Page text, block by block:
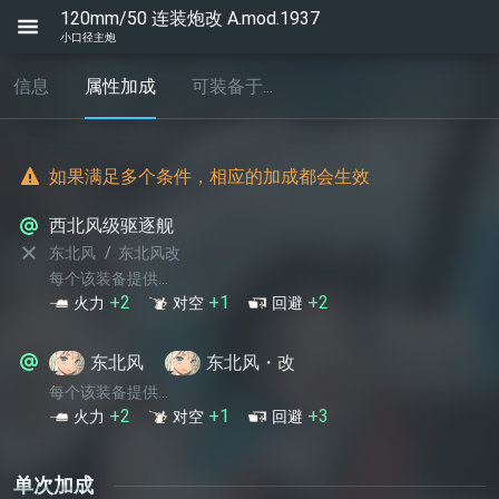
小口径主炮
120mm/50 连装炮改 A.mod.1937
信息 属性加成 可装备于...
如果满足多个条件，相应的加成都会生效
西北风级驱逐舰
东北风
东北风改
每个该装备提供...
火力 +2 对空 +1 回避 +2
东北风 东北风・改
每个该装备提供...
火力 +2 对空 +1 回避 +3
单次加成